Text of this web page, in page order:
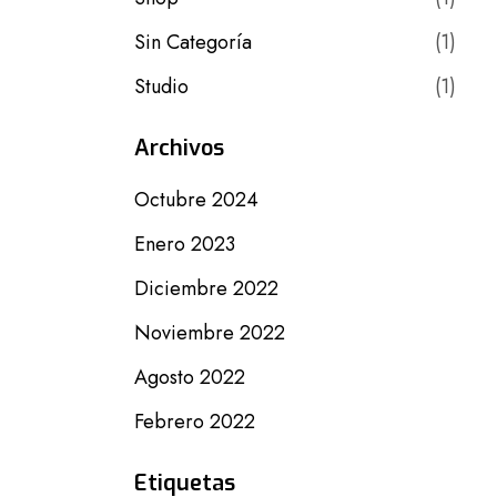
Sin Categoría
(1)
Studio
(1)
Archivos
Octubre 2024
Enero 2023
Diciembre 2022
Noviembre 2022
Agosto 2022
Febrero 2022
Etiquetas